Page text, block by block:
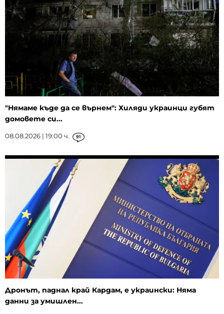
"Нямаме къде да се върнем": Хиляди украинци губят
домовете си...
08.08.2026 | 19:00 ч. 91
Дронът, паднал край Кардам, е украински: Няма
данни за умишлен...